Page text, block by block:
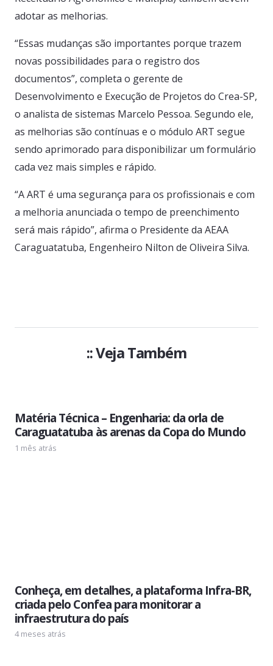
adotar as melhorias.
“Essas mudanças são importantes porque trazem
novas possibilidades para o registro dos
documentos”, completa o gerente de
Desenvolvimento e Execução de Projetos do Crea-SP,
o analista de sistemas Marcelo Pessoa. Segundo ele,
as melhorias são contínuas e o módulo ART segue
sendo aprimorado para disponibilizar um formulário
cada vez mais simples e rápido.
“A ART é uma segurança para os profissionais e com
a melhoria anunciada o tempo de preenchimento
será mais rápido”, afirma o Presidente da AEAA
Caraguatatuba, Engenheiro Nilton de Oliveira Silva.
:: Veja Também
Matéria Técnica – Engenharia: da orla de
Caraguatatuba às arenas da Copa do Mundo
1 mês atrás
Conheça, em detalhes, a plataforma Infra-BR,
criada pelo Confea para monitorar a
infraestrutura do país
4 meses atrás